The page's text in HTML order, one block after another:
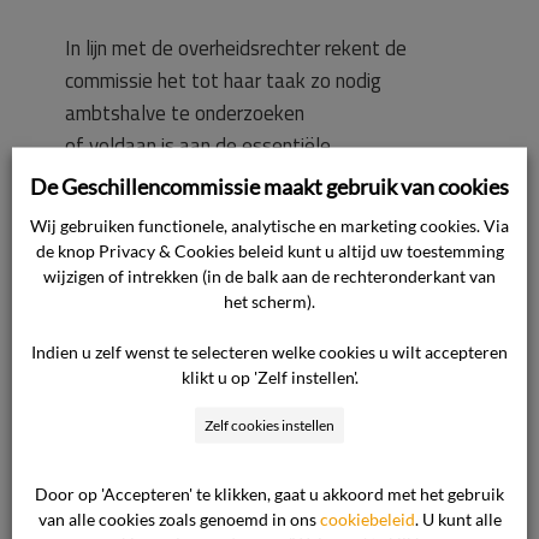
In lijn met de overheidsrechter rekent de
commissie het tot haar taak zo nodig
ambtshalve te onderzoeken
of voldaan is aan de essentiële
informatieplichten in de zin van afdeling 5.2B
stand komen van een overeenkomst met een
consument. Dit volgt uit de prejudiciële
Hoge Raad van 12 november 2021,
ECLI:NL:HR:2021:1677 (met name
3.1.11). Het betreft informatie die volgens
begrijpelijke wijze aan de consument moet
De Geschillencommissie maakt gebruik van cookies
Wij gebruiken functionele, analytische en marketing cookies. Via
de knop Privacy & Cookies beleid kunt u altijd uw toestemming
wijzigen of intrekken (in de balk aan de rechteronderkant van
het scherm).
Indien u zelf wenst te selecteren welke cookies u wilt accepteren
klikt u op 'Zelf instellen'.
Zelf cookies instellen
Door op 'Accepteren' te klikken, gaat u akkoord met het gebruik
van alle cookies zoals genoemd in onscookiebeleid. U kunt alle